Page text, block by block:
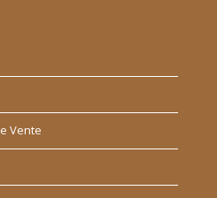
Vente